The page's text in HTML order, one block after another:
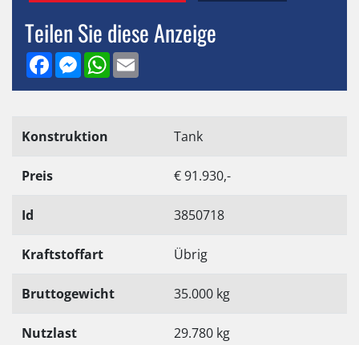
Teilen Sie diese Anzeige
FacebookMessengerWhatsApp
Konstruktion Tank
Preis € 91.930,-
Id 3850718
Kraftstoffart Übrig
Bruttogewicht 35.000 kg
Nutzlast 29.780 kg